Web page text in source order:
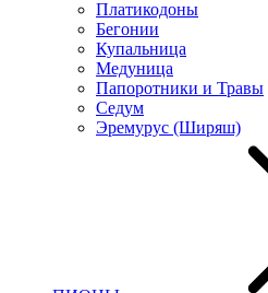
Платикодоны
Бегонии
Купальница
Медуница
Папоротники и Травы
Седум
Эремурус (Ширяш)